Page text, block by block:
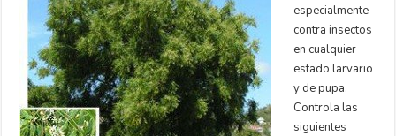
especialmente
contra insectos
en cualquier
estado larvario
y de pupa.
Controla las
siguientes